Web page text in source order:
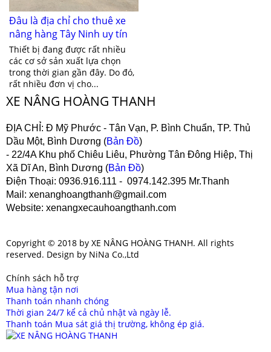
Đâu là địa chỉ cho thuê xe
nâng hàng Tây Ninh uy tín
nhất?
Thiết bị đang được rất nhiều
các cơ sở sản xuất lựa chọn
trong thời gian gần đây. Do đó,
rất nhiều đơn vị cho...
XE NÂNG HOÀNG THANH
ĐỊA CHỈ: Đ Mỹ Phước - Tân Vạn, P. Bình Chuẩn, TP. Thủ
Dầu Một, Bình Dương (Bản Đồ)
- 22/4A Khu phố Chiêu Liêu, Phường Tân Đông Hiệp, Thị
Xã Dĩ An, Bình Dương (Bản Đồ)
Điện Thoại: 0936.916.111 - 0974.142.395 Mr.Thanh
Mail : xenanghoangthanh@gmail.com
Website: xenangxecauhoangthanh.com
Copyright © 2018 by XE NÂNG HOÀNG THANH. All rights
reserved. Design by NiNa Co.,Ltd
Chính sách hỗ trợ
Mua hàng tận nơi
Thanh toán nhanh chóng
Thời gian 24/7 kể cả chủ nhật và ngày lễ.
Thanh toán Mua sát giá thị trường, không ép giá.